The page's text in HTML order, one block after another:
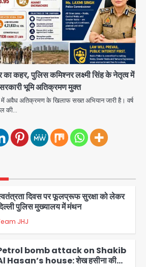
कहर, पुलिस कमिश्नर लक्ष्मी सिंह के नेतृत्व में
भूमि अतिक्रमण मुक्त
में अवैध अतिक्रमण के खिलाफ सख्त अभियान जारी है। वर्ष
की…
Assembly seat: बसपा के
विधायक उमाशंकर सिंह का निधन, दो
से कैंसर से जूझ रहे थे
Kumar
अस्मिता लाल ने गोद में उठाकर दिया
का सहारा
JHJ
विस्टा 1.0: वीजा शर्तों का उल्लंघन
के हत्थे चढ़े
Team JHJ
पुलिस मुख्यालय में मंथन
JHJ
bomb attack on Shakib
Hasan’s house: शेख हसीना की
शाकिब अल हसन के मगुरा स्थित घर पर
बम से हमला
Kumar